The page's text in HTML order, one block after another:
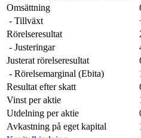
Omsättning
- Tillväxt
Rörelseresultat
- Justeringar
Justerat rörelseresultat
- Rörelsemarginal (Ebita)
Resultat efter skatt
Vinst per aktie
Utdelning per aktie
Avkastning på eget kapital